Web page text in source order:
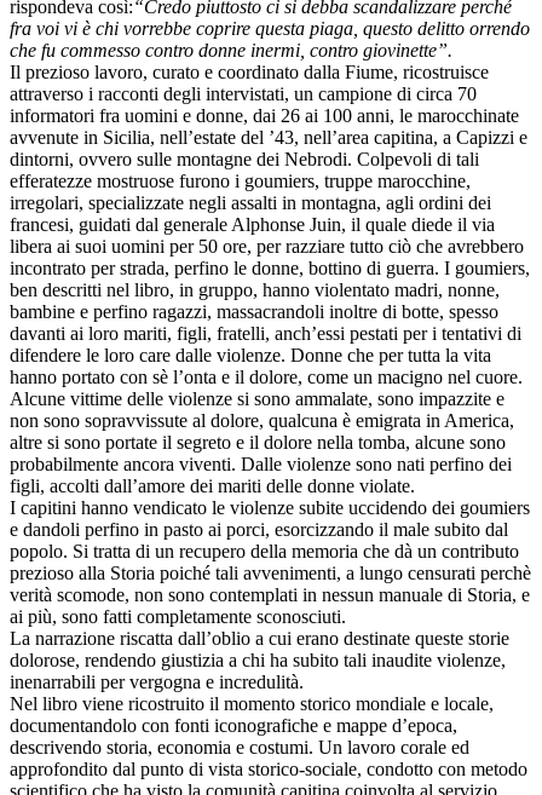
rispondeva così:“Credo piuttosto ci si debba scandalizzare perché
fra voi vi è chi vorrebbe coprire questa piaga, questo delitto orrendo
che fu commesso contro donne inermi, contro giovinette”.
Il prezioso lavoro, curato e coordinato dalla Fiume, ricostruisce
attraverso i racconti degli intervistati, un campione di circa 70
informatori fra uomini e donne, dai 26 ai 100 anni, le marocchinate
avvenute in Sicilia, nell’estate del ’43, nell’area capitina, a Capizzi e
dintorni, ovvero sulle montagne dei Nebrodi. Colpevoli di tali
efferatezze mostruose furono i goumiers, truppe marocchine,
irregolari, specializzate negli assalti in montagna, agli ordini dei
francesi, guidati dal generale Alphonse Juin, il quale diede il via
libera ai suoi uomini per 50 ore, per razziare tutto ciò che avrebbero
incontrato per strada, perfino le donne, bottino di guerra. I goumiers,
ben descritti nel libro, in gruppo, hanno violentato madri, nonne,
bambine e perfino ragazzi, massacrandoli inoltre di botte, spesso
davanti ai loro mariti, figli, fratelli, anch’essi pestati per i tentativi di
difendere le loro care dalle violenze. Donne che per tutta la vita
hanno portato con sè l’onta e il dolore, come un macigno nel cuore.
Alcune vittime delle violenze si sono ammalate, sono impazzite e
non sono sopravvissute al dolore, qualcuna è emigrata in America,
altre si sono portate il segreto e il dolore nella tomba, alcune sono
probabilmente ancora viventi. Dalle violenze sono nati perfino dei
figli, accolti dall’amore dei mariti delle donne violate.
I capitini hanno vendicato le violenze subite uccidendo dei goumiers
e dandoli perfino in pasto ai porci, esorcizzando il male subito dal
popolo. Si tratta di un recupero della memoria che dà un contributo
prezioso alla Storia poiché tali avvenimenti, a lungo censurati perchè
verità scomode, non sono contemplati in nessun manuale di Storia, e
ai più, sono fatti completamente sconosciuti.
La narrazione riscatta dall’oblio a cui erano destinate queste storie
dolorose, rendendo giustizia a chi ha subito tali inaudite violenze,
inenarrabili per vergogna e incredulità.
Nel libro viene ricostruito il momento storico mondiale e locale,
documentandolo con fonti iconografiche e mappe d’epoca,
descrivendo storia, economia e costumi. Un lavoro corale ed
approfondito dal punto di vista storico-sociale, condotto con metodo